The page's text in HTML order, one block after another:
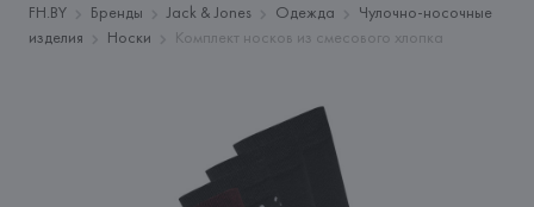
FH.BY Бренды Jack & Jones Одежда
Чулочно-носочные
изделия
Носки Комплект носков из смесового хлопка